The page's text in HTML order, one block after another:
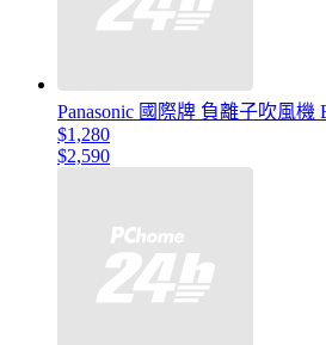
Panasonic 國際牌 負離子吹風機
$1,280
$2,590